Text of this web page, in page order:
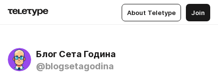
About Teletype Join
Блог Сета Година
@blogsetagodina